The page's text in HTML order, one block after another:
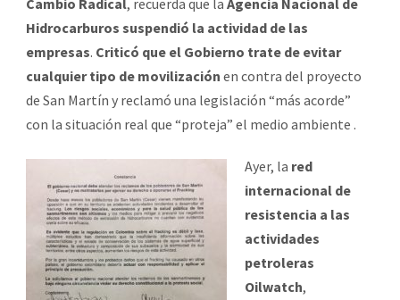
Hidrocarburos suspendió la actividad de las
empresas. Criticó que el Gobierno trate de evitar
cualquier tipo de movilización en contra del proyecto
de San Martín y reclamó una legislación “más acorde”
con la situación real que “proteja” el medio ambiente .
Ayer, la red
internacional de
resistencia a las
actividades
petroleras
Oilwatch,